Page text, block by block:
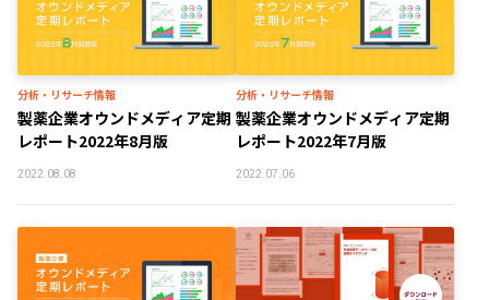
分析・リサーチ情報
製薬企業オウンドメディア定期
レポート2022年8月版
2022.08.08
分析・リサーチ情報
製薬企業オウンドメディア定期
レポート2022年7月版
2022.07.06